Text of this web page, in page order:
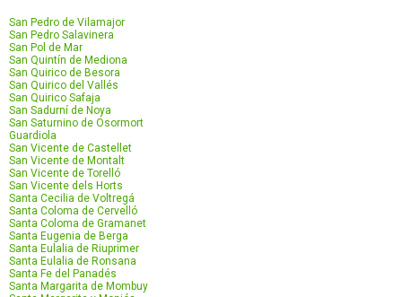
San Pedro de Vilamajor
San Pedro Salavinera
San Pol de Mar
San Quintín de Mediona
San Quirico de Besora
San Quirico del Vallés
San Quirico Safaja
San Sadurní de Noya
San Saturnino de Osormort
Guardiola
San Vicente de Castellet
San Vicente de Montalt
San Vicente de Torelló
San Vicente dels Horts
Santa Cecilia de Voltregá
Santa Coloma de Cervelló
Santa Coloma de Gramanet
Santa Eugenia de Berga
Santa Eulalia de Riuprimer
Santa Eulalia de Ronsana
Santa Fe del Panadés
Santa Margarita de Mombuy